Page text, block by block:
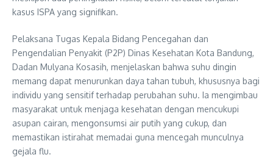
kasus ISPA yang signifikan.
Pelaksana Tugas Kepala Bidang Pencegahan dan
Pengendalian Penyakit (P2P) Dinas Kesehatan Kota Bandung,
Dadan Mulyana Kosasih, menjelaskan bahwa suhu dingin
memang dapat menurunkan daya tahan tubuh, khususnya bagi
individu yang sensitif terhadap perubahan suhu. Ia mengimbau
masyarakat untuk menjaga kesehatan dengan mencukupi
asupan cairan, mengonsumsi air putih yang cukup, dan
memastikan istirahat memadai guna mencegah munculnya
gejala flu.